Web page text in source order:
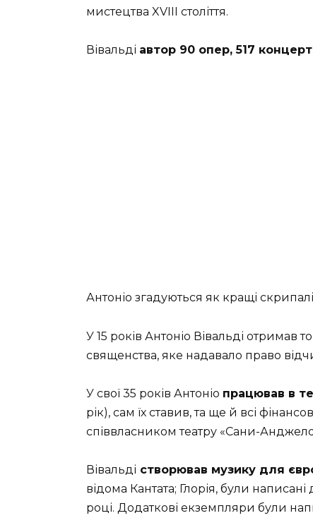
мистецтва XVIII століття.
Вівальді автор 90 опер, 517
Антоніо згадуються як кращі скрипалі
У 15 років Антоніо Вівальді отримав
священства, яке надавало право
У свої 35 років Антоніо працював в
рік), сам їх ставив, та ще й всі
співвласником театру «Сани-
Вівальді створював музику для
відома Кантата; Глорія, були
році. Додаткові екземпляри були